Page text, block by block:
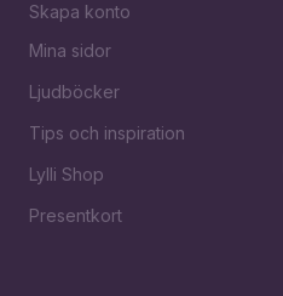
Skapa konto
Mina sidor
Ljudböcker
Tips och inspiration
Lylli Shop
Presentkort